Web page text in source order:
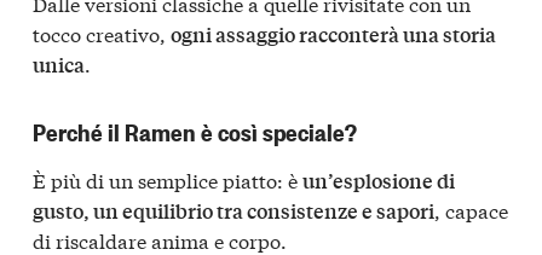
tocco creativo, ogni assaggio racconterà una storia
unica.
Perché il Ramen è così speciale?
È più di un semplice piatto: èun’esplosione di
gusto, un equilibrio tra consistenze e sapori, capace
di riscaldare anima e corpo.